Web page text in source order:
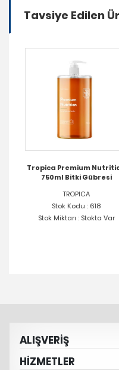
Tavsiye Edilen
Tropica Premium
750ml Bitki Gübresi
TROPICA
Stok Kodu : 618
Stok Miktarı : Stokta Var
ALIŞVERİŞ
HİZMETLER